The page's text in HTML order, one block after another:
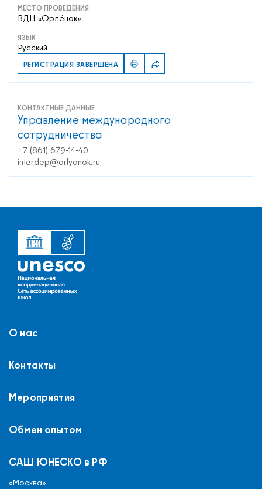
МЕСТО ПРОВЕДЕНИЯ
ВДЦ «Орлёнок»
ЯЗЫК
Русский
РЕГИСТРАЦИЯ ЗАВЕРШЕНА
КОНТАКТНЫЕ ДАННЫЕ
Управление международного
сотрудничества
+7 (861) 679-14-40
interdep@orlyonok.ru
О нас
Контакты
Мероприятия
Обмен опытом
САШ ЮНЕСКО в РФ
«Москва»